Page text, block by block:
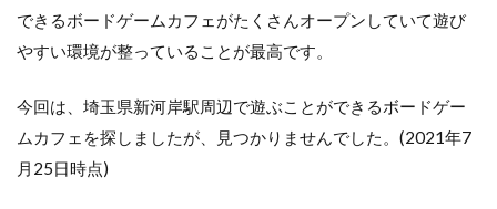
できるボードゲームカフェがたくさんオープンしていて遊び
やすい環境が整っていることが最高です。
今回は、埼玉県新河岸駅周辺で遊ぶことができるボードゲー
ムカフェを探しましたが、見つかりませんでした。(2021年7
月25日時点)